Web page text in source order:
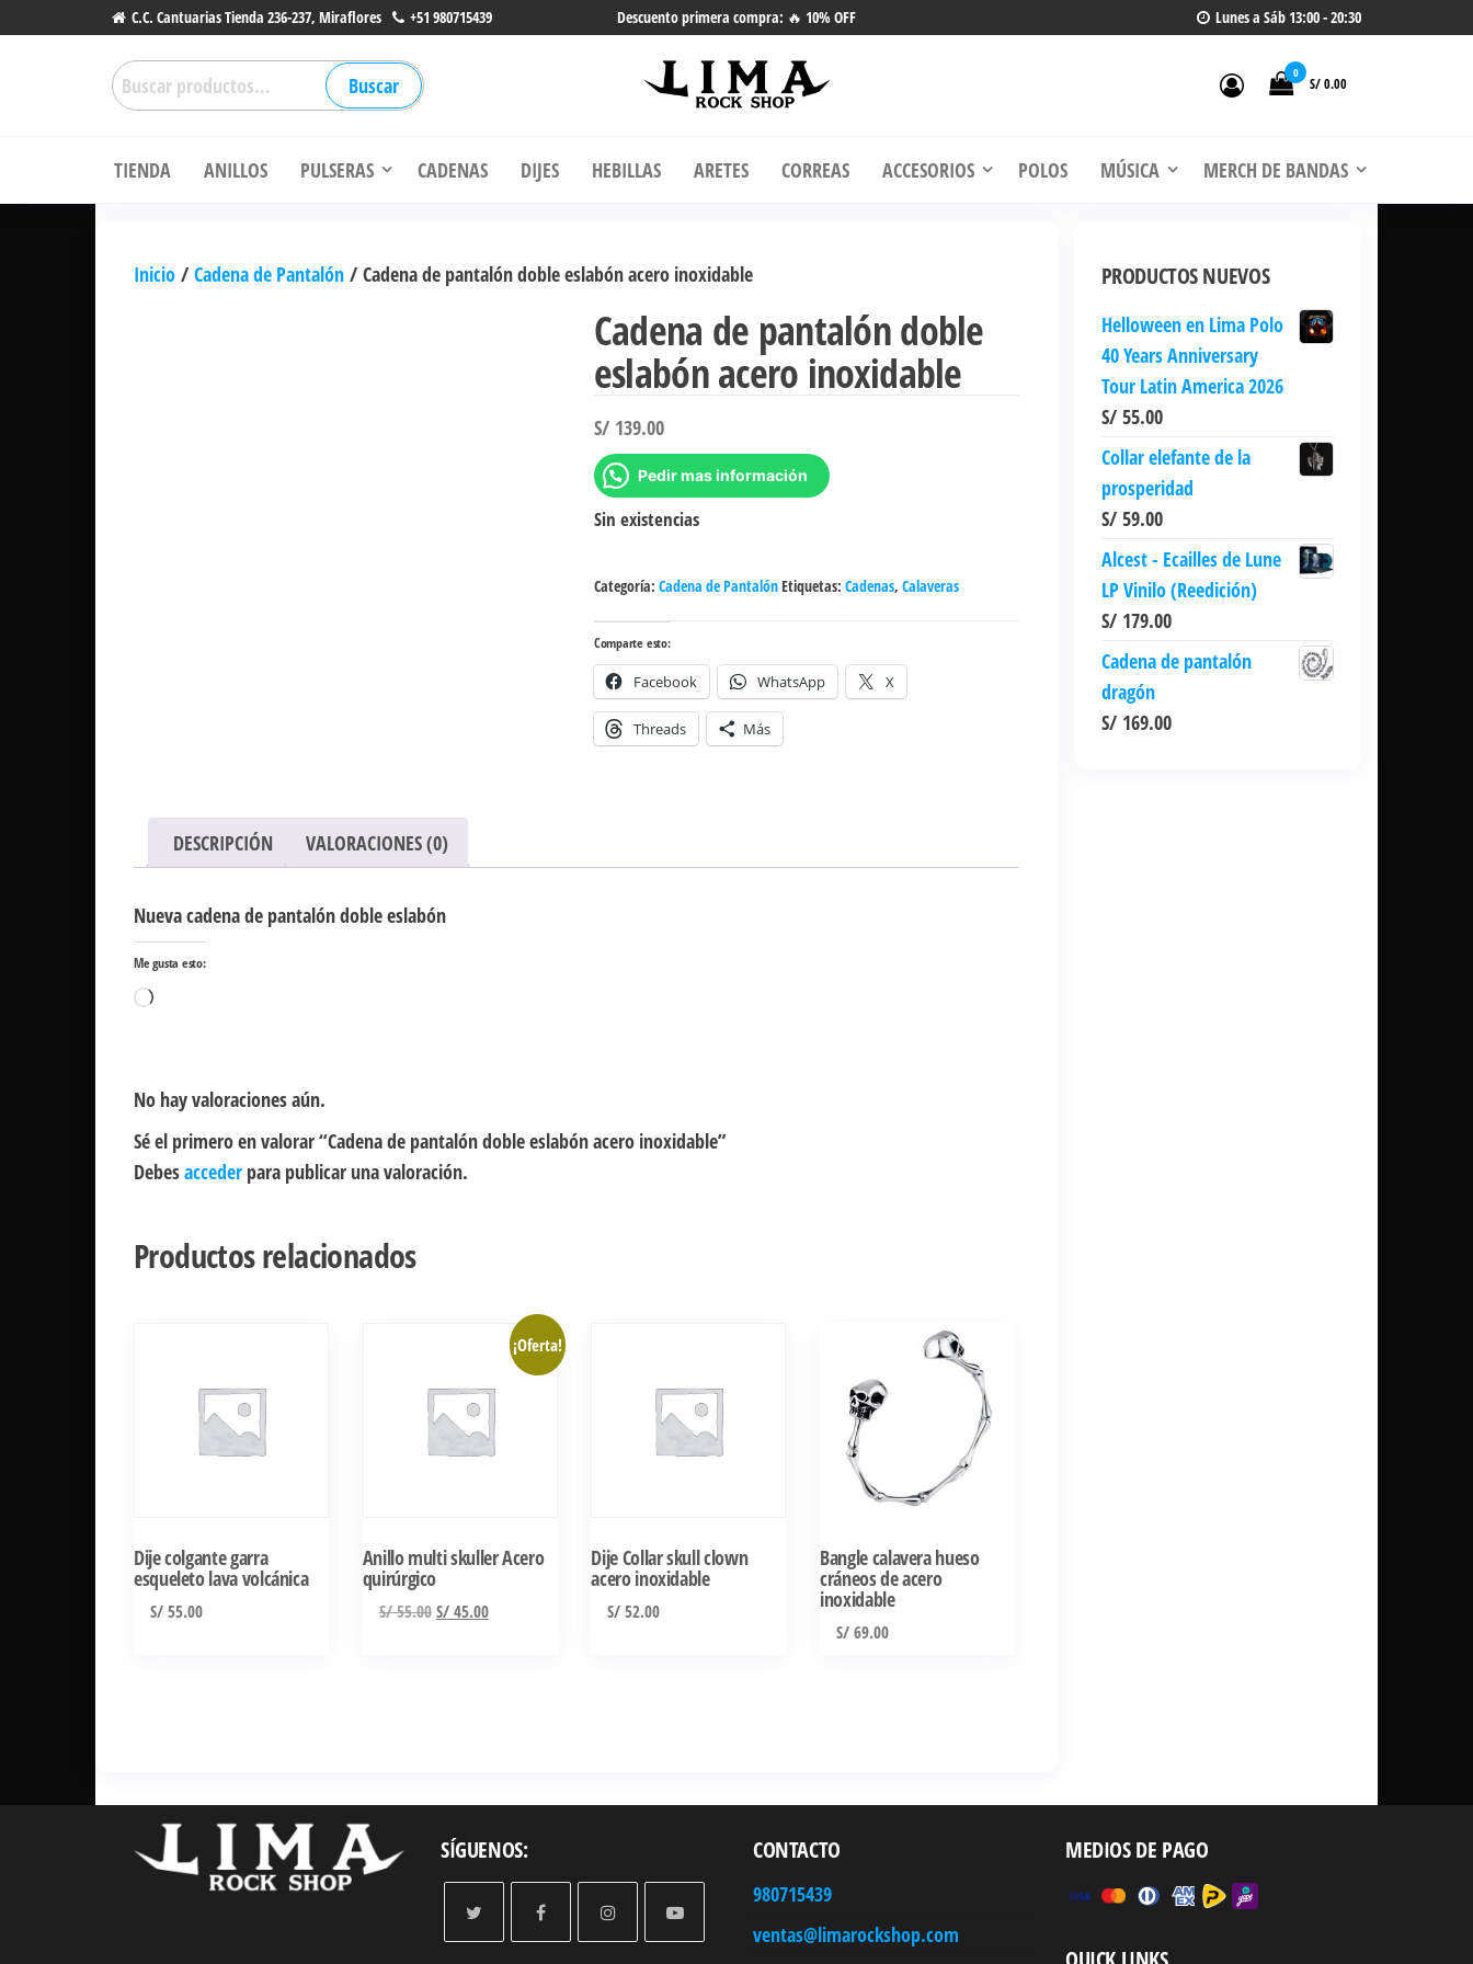
C.C. Cantuarias Tienda 236-237, Miraflores +51 980715439 Descuento primera compra: 🔥 10% OFF Lunes a Sáb 13:00 - 20:30
Buscar
por:
Buscar
y más.
0
S/ 0.00
TIENDA ANILLOS PULSERAS CADENAS DIJES HEBILLAS ARETES CORREAS ACCESORIOS POLOS MÚSICA MERCH DE BANDAS
Inicio / Cadena de Pantalón / Cadena de pantalón doble eslabón acero inoxidable
Cadena de pantalón doble
eslabón acero inoxidable
S/139.00
Pedir mas información
Sin existencias
Categoría: Cadena de PantalónEtiquetas: Cadenas, Calaveras
Comparte esto:
Facebook WhatsApp X
Threads Más
DESCRIPCIÓN VALORACIONES (0)
Nueva cadena de pantalón doble eslabón
Me gusta esto:
Cargando...
No hay valoraciones aún.
Sé el primero en valorar “Cadena de pantalón doble eslabón acero inoxidable”
Debesacceder para publicar una valoración.
Productos relacionados
Dije colgante garra
esqueleto lava volcánica
S/55.00
¡Oferta!
Anillo multi skuller Acero
quirúrgico
S/55.00 El
S/45.00El
variantes.
se
pueden
elegir
Dije Collar skull clown
acero inoxidable
S/52.00
Bangle calavera hueso
cráneos de acero
inoxidable
S/69.00
PRODUCTOS NUEVOS
Helloween en Lima Polo
40 Years Anniversary
Tour Latin America 2026
S/55.00
Collar elefante de la
prosperidad
S/59.00
Alcest - Ecailles de Lune
LP Vinilo (Reedición)
S/179.00
Cadena de pantalón
dragón
S/169.00
SÍGUENOS: CONTACTO
980715439
ventas@limarockshop.com
MEDIOS DE PAGO